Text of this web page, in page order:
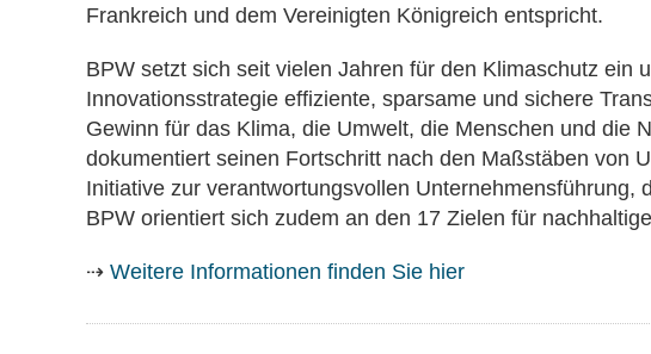
Frankreich und dem Vereinigten Königreich entspricht.
BPW setzt sich seit vielen Jahren für den Klimaschutz ein
Innovationsstrategie effiziente, sparsame und sichere
Gewinn für das Klima, die Umwelt, die Menschen und die
dokumentiert seinen Fortschritt nach den Maßstäben von
Initiative zur verantwortungsvollen Unternehmensführung,
BPW orientiert sich zudem an den 17 Zielen für
⇢ Weitere Informationen finden Sie hier